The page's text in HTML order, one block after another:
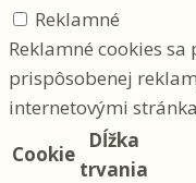
Reklamné
Reklamné cookies
prispôsobenej
internetovými
Cookie
Dĺžka
trvania